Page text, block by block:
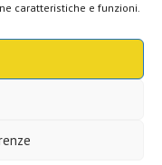
caratteristiche e funzioni.
parti.: Acconsento